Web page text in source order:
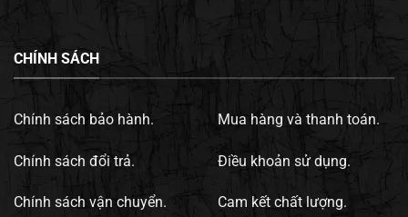
CHÍNH SÁCH
Chính sách bảo hành.
Chính sách đổi trả.
Chính sách vận chuyển.
Mua hàng và thanh toán.
Điều khoản sử dụng.
Cam kết chất lượng.